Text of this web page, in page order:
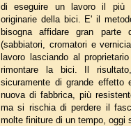
di eseguire un lavoro il più
originarie della bici. E' il
bisogna affidare gran
(sabbiatori, cromatori e
lavoro lasciando al
rimontare la bici. Il
sicuramente di grande effetto
nuova di fabbrica, più
ma si rischia di perdere il
molte finiture di un tempo, oggi